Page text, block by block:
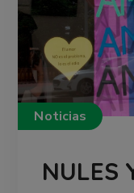
Noticias
NULES